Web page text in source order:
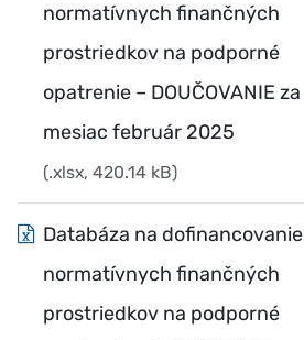
normatívnych finančných
prostriedkov na podporné
opatrenie – DOUČOVANIE za
mesiac február 2025
(.xlsx, 420.14 kB)
Databáza na dofinancovanie
normatívnych finančných
prostriedkov na podporné